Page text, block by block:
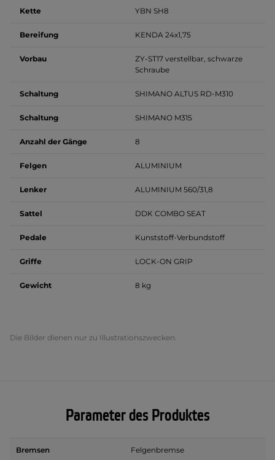
Kette YBN SH8
Bereifung KENDA 24x1,75
Vorbau
ZY-ST17 verstellbar, schwarze
Schraube
Schaltung SHIMANO ALTUS RD-M310
Schaltung SHIMANO M315
Anzahl der Gänge 8
Felgen ALUMINIUM
Lenker ALUMINIUM 560/31,8
Sattel DDK COMBO SEAT
Pedale Kunststoff-Verbundstoff
Griffe LOCK-ON GRIP
Gewicht 8 kg
Die Bilder dienen nur zu Illustrationszwecken.
Parameter des Produktes
Bremsen Felgenbremse